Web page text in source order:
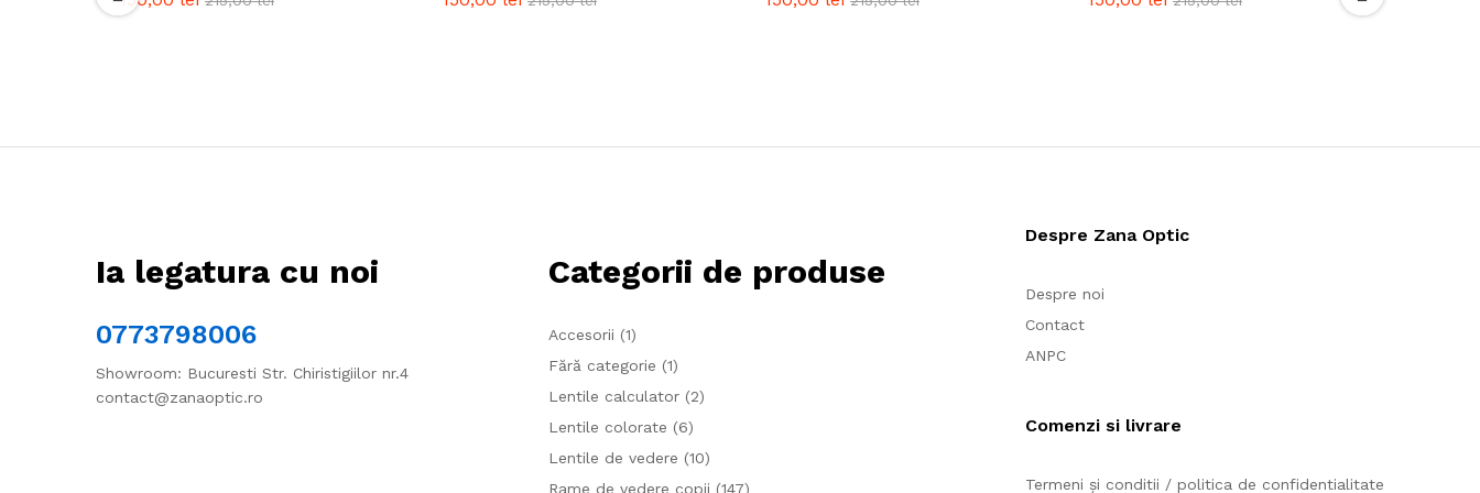
Ia legatura cu noi
0773798006
Showroom: Bucuresti Str. Chiristigiilor nr.4
contact@zanaoptic.ro
Categorii de produse
Accesorii (1)
Fără categorie (1)
Lentile calculator (2)
Lentile colorate (6)
Lentile de vedere (10)
Rame de vedere copii (147)
Despre Zana Optic
Despre noi
Contact
ANPC
Comenzi si livrare
Termeni și conditii / politica de confidentialitate